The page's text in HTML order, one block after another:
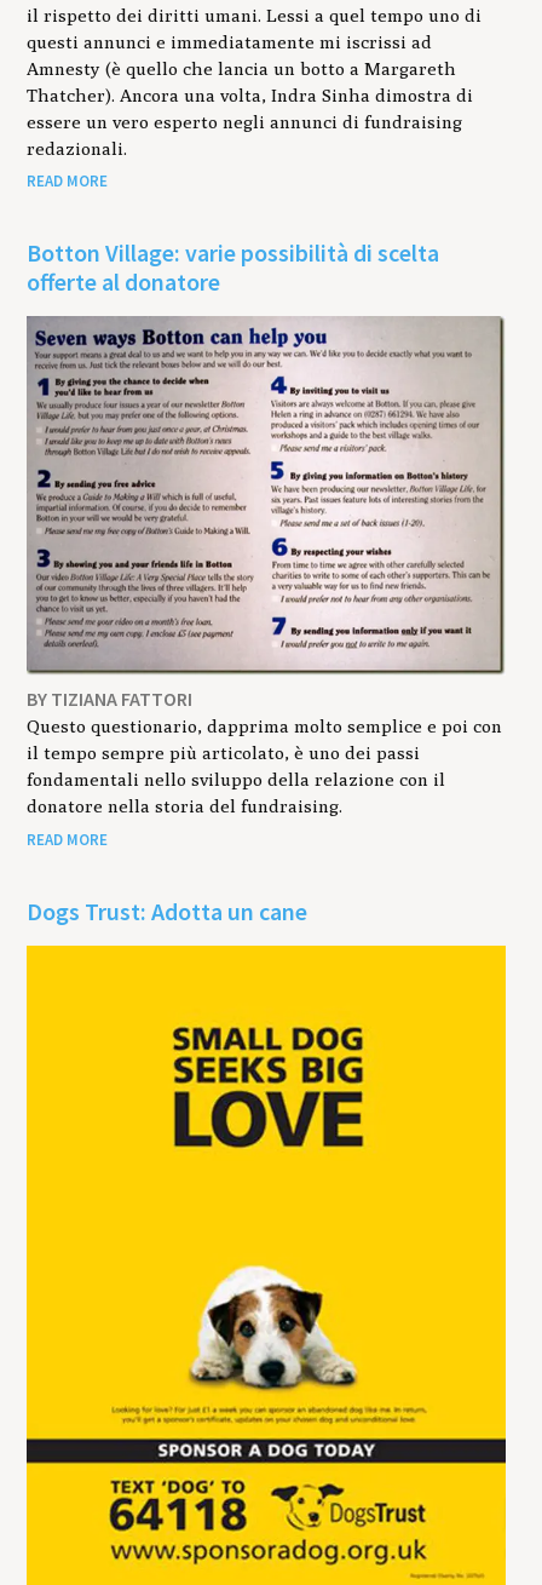
il rispetto dei diritti umani. Lessi a quel tempo uno di
questi annunci e immediatamente mi iscrissi ad
Amnesty (è quello che lancia un botto a Margareth
Thatcher). Ancora una volta, Indra Sinha dimostra di
essere un vero esperto negli annunci di fundraising
redazionali.
READ MORE
Botton Village: varie possibilità di scelta
offerte al donatore
BY TIZIANA FATTORI
Questo questionario, dapprima molto semplice e poi con
il tempo sempre più articolato, è uno dei passi
fondamentali nello sviluppo della relazione con il
donatore nella storia del fundraising.
READ MORE
Dogs Trust: Adotta un cane